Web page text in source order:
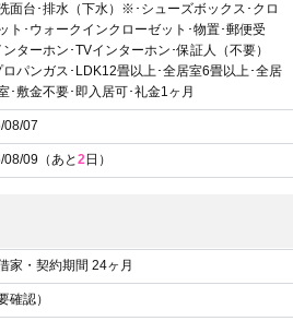
面台･排水（下水）※･シューズボックス･クロ
ト･ウォークインクローゼット･物置･郵便受
ンターホン･TVインターホン･保証人（不要）
パンガス･LDK12畳以上･全居室6畳以上･全居
･敷金不要･即入居可･礼金1ヶ月
08/07
08/09（あと2日）
家・契約期間 24ヶ月
確認）